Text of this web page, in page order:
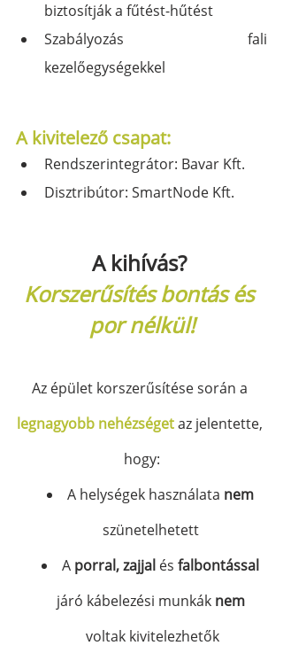
biztosítják a fűtést-hűtést
Szabályozás fali
kezelőegységekkel
A kivitelező csapat:
Rendszerintegrátor: Bavar Kft.
Disztribútor: SmartNode Kft.
A kihívás?
Korszerűsítés bontás és
por nélkül!
Az épület korszerűsítése során a
legnagyobb nehézséget az jelentette,
hogy:
A helységek használata nem
szünetelhetett
A porral, zajjal és falbontással
járó kábelezési munkák nem
voltak kivitelezhetők